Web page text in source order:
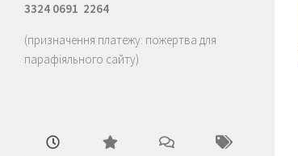
3324 0691 2264
(призначення платежу: пожертва для
парафіяльного сайту)